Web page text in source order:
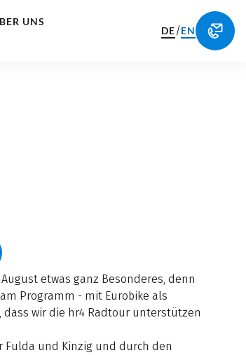
UNS
DE/EN
TAB)
ÖFFNET IN NEUEM TAB)
etwas ganz Besonderes, denn
Programm - mit Eurobike als
wir die hr4 Radtour unterstützen
Fulda und Kinzig und durch den